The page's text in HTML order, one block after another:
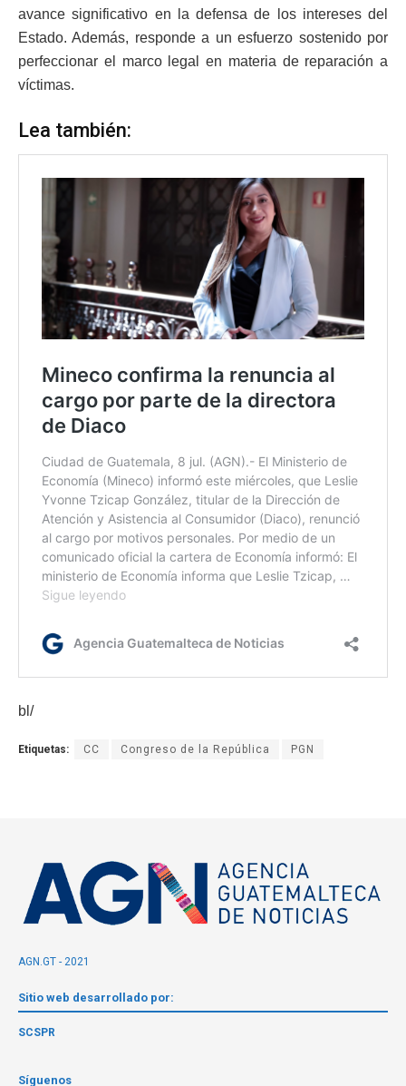
avance significativo en la defensa de los intereses del
Estado. Además, responde a un esfuerzo sostenido por
perfeccionar el marco legal en materia de reparación a
víctimas.
Lea también:
bl/
Etiquetas: CC Congreso de la República PGN
AGN.GT - 2021
Sitio web desarrollado por:
SCSPR
Síguenos